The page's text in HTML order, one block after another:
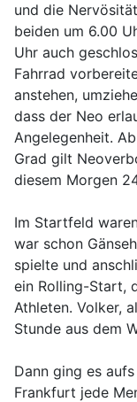
und die
beiden um 6.00
Uhr auch
Fahrrad
anstehen,
dass der Neo
Angelegenheit.
Grad gilt
diesem Morgen
Im Startfeld
war schon
spielte und
ein Rolling-Start,
Athleten. Volker,
Stunde aus dem
Dann ging es
Frankfurt jede